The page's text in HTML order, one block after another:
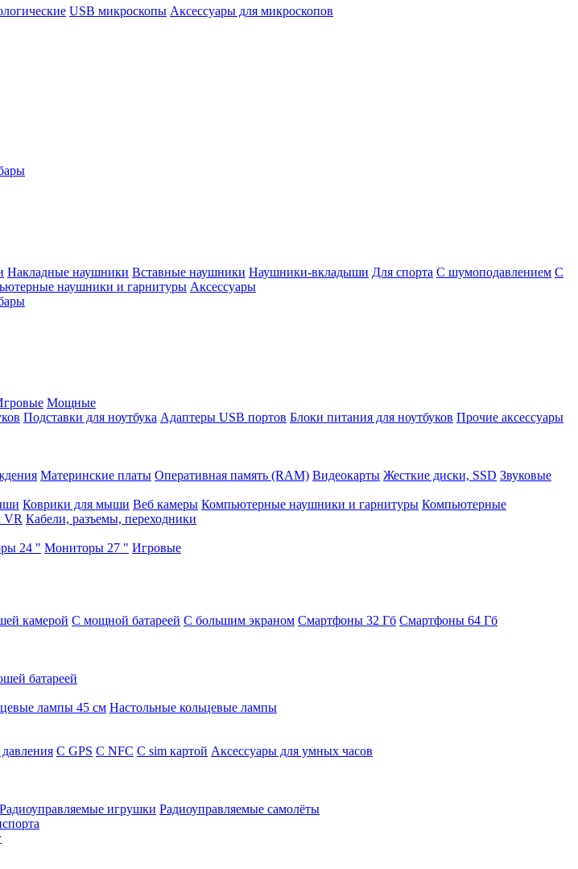
USB микроскопы Аксессуары для микроскопов
Накладные наушники Вставные наушники Наушники-вкладыши Для спорта С шумоподавлением С
наушники и гарнитуры Аксессуары
Мощные
Подставки для ноутбука Адаптеры USB портов Блоки питания для ноутбуков Прочие аксессуары
Материнские платы Оперативная память (RAM) Видеокарты Жесткие диски, SSD Звуковые
Коврики для мыши Веб камеры Компьютерные наушники и гарнитуры Компьютерные
VR Кабели, разъемы, переходники
24 " Мониторы 27 " Игровые
камерой С мощной батареей С большим экраном Смартфоны 32 Гб Смартфоны 64 Гб
батареей
лампы 45 см Настольные кольцевые лампы
C GPS C NFC C sim картой Аксессуары для умных часов
Радиоуправляемые игрушки Радиоуправляемые самолёты